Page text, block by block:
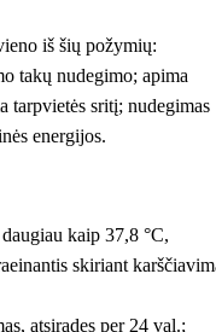
iš šių požymių:
takų nudegimo; apima
tarpvietės sritį; nudegimas
energijos.
kaip 37,8 °C,
skiriant
atsiradęs per 24 val.;